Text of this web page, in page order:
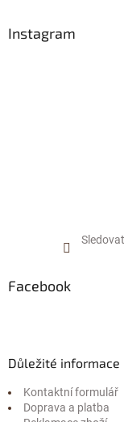
Instagram
Facebook
Důležité informace
Kontaktní formulář
Doprava a platba